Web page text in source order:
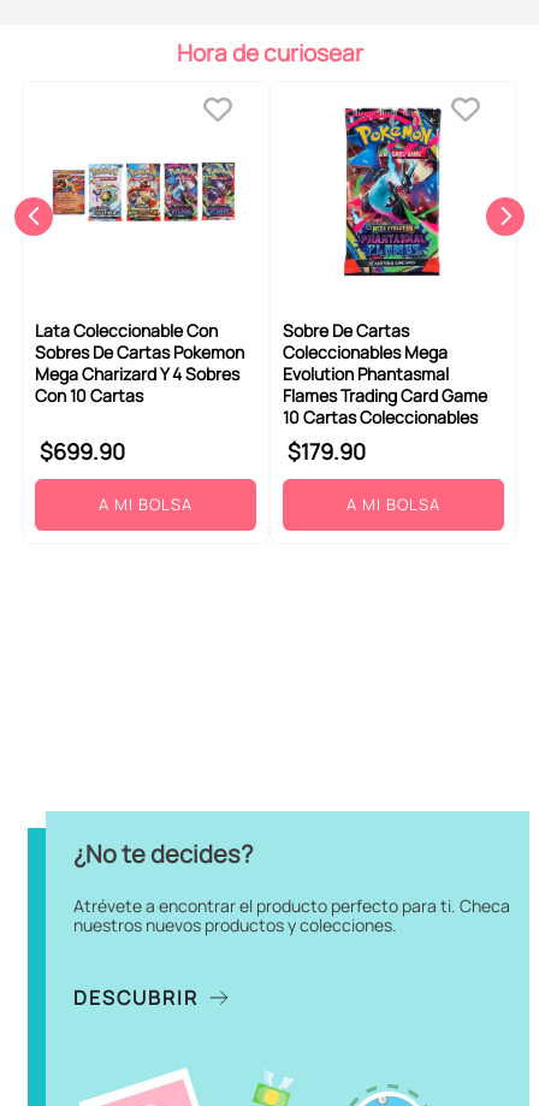
Hora de curiosear
Lata Coleccionable Con
Sobres De Cartas Pokemon
Mega Charizard Y 4 Sobres
Con 10 Cartas
$699.90
A MI BOLSA
Sobre De Cartas
Coleccionables Mega
Evolution Phantasmal
Flames Trading Card Game
10 Cartas Coleccionables
$179.90
A MI BOLSA
¿No te decides?
Atrévete a encontrar el producto perfecto para ti. Checa
nuestros nuevos productos y colecciones.
DESCUBRIR
10
toy story